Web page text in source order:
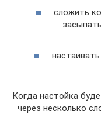
сложить
Когда настойка
через несколько